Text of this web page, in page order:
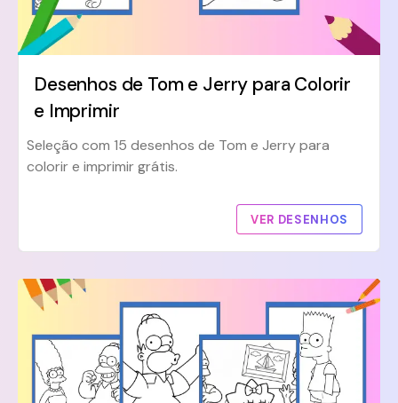
Desenhos de Tom e Jerry para Colorir
e Imprimir
Seleção com 15 desenhos de Tom e Jerry para
colorir e imprimir grátis.
VER DESENHOS